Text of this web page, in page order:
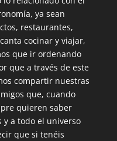
ya sean
restaurantes,
cocinar y viajar,
que ir ordenando
que a través de este
compartir nuestras
que, cuando
quieren saber
y a todo el universo
que si tenéis